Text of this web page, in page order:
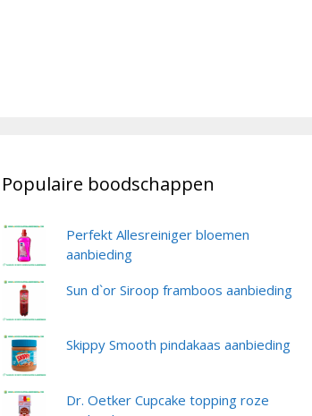
Populaire boodschappen
Perfekt Allesreiniger bloemen
aanbieding
Sun d`or Siroop framboos aanbieding
Skippy Smooth pindakaas aanbieding
Dr. Oetker Cupcake topping roze